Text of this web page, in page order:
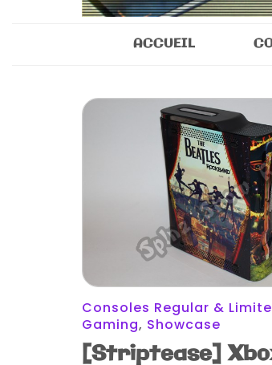
Sp!nz
ACCUEIL
Consoles Regular &
Gaming, Showcase
[Striptease]